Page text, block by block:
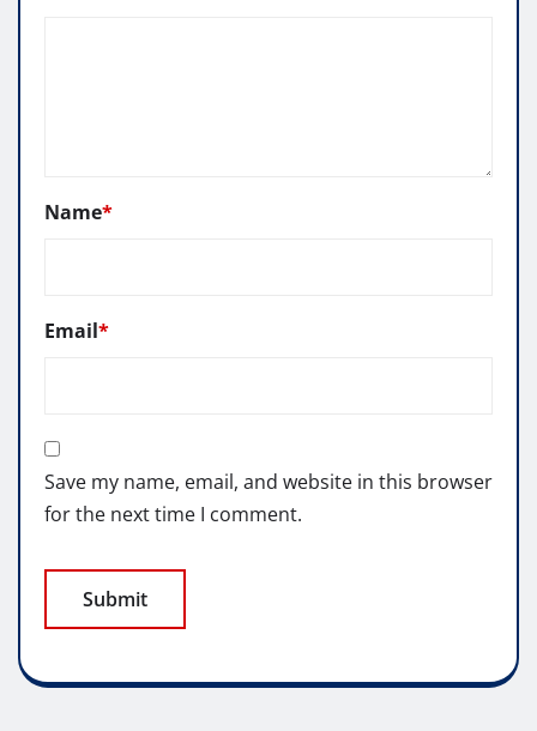
Name*
Email*
Save my name, email, and website in this browser
for the next time I comment.